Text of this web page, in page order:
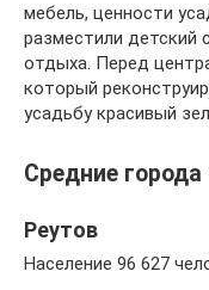
мебель, ценности
разместили детский
отдыха. Перед
который
усадьбу красивый
Средние
Реутов
Население 96 627